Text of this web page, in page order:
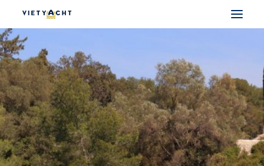
VIETYACHT
JEANNEAU
PRESTIGE
FOUNTAINE PAJOT
MAJESTY
NOMAD